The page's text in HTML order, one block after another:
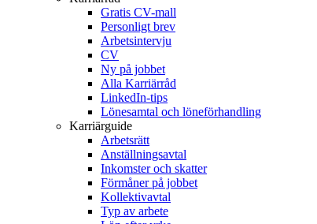
Gratis CV-mall
Personligt brev
Arbetsintervju
CV
Ny på jobbet
Alla Karriärråd
LinkedIn-tips
Lönesamtal och löneförhandling
Karriärguide
Arbetsrätt
Anställningsavtal
Inkomster och skatter
Förmåner på jobbet
Kollektivavtal
Typ av arbete